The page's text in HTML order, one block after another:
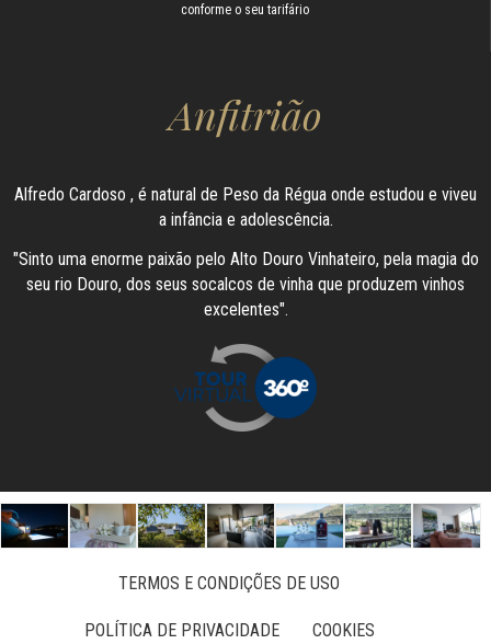
conforme o seu tarifário
Anfitrião
Alfredo Cardoso , é natural de Peso da Régua onde estudou e viveu
a infância e adolescência.
"Sinto uma enorme paixão pelo Alto Douro Vinhateiro, pela magia do
seu rio Douro, dos seus socalcos de vinha que produzem vinhos
excelentes".
TERMOS E CONDIÇÕES DE USO
POLÍTICA DE PRIVACIDADE COOKIES